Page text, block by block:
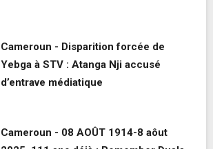
Cameroun - Disparition forcée de
Yebga à STV : Atanga Nji accusé
d’entrave médiatique
Cameroun - 08 AOÛT 1914-8 aôut